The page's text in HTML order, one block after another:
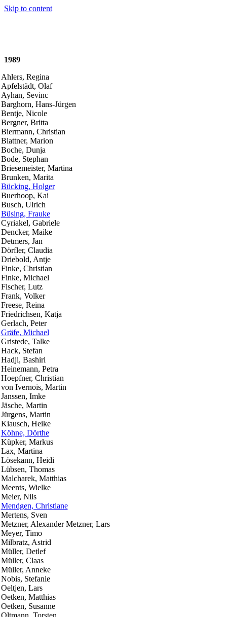
Skip to content
1989
Ahlers, Regina
Apfelstädt, Olaf
Ayhan, Sevinc
Barghorn, Hans-Jürgen
Bentje, Nicole
Bergner, Britta
Biermann, Christian
Blattner, Marion
Boche, Dunja
Bode, Stephan
Briesemeister, Martina
Brunken, Marita
Bücking, Holger
Buerhoop, Kai
Busch, Ulrich
Büsing, Frauke
Cyriakel, Gabriele
Dencker, Maike
Detmers, Jan
Dörfler, Claudia
Driebold, Antje
Finke, Christian
Finke, Michael
Fischer, Lutz
Frank, Volker
Freese, Reina
Friedrichsen, Katja
Gerlach, Peter
Gräfe, Michael
Gristede, Talke
Hack, Stefan
Hadji, Bashiri
Heinemann, Petra
Hoepfner, Christian
von Ivernois, Martin
Janssen, Imke
Jäsche, Martin
Jürgens, Martin
Kiausch, Heike
Köhne, Dörthe
Küpker, Markus
Lax, Martina
Lösekann, Heidi
Lübsen, Thomas
Malcharek, Matthias
Meents, Wielke
Meier, Nils
Mendgen, Christiane
Mertens, Sven
Metzner, Alexander Metzner, Lars
Meyer, Timo
Milbratz, Astrid
Müller, Detlef
Müller, Claas
Müller, Anneke
Nobis, Stefanie
Oeltjen, Lars
Oetken, Matthias
Oetken, Susanne
Oltmann, Torsten